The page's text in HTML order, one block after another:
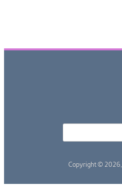
Copyright © 2026,